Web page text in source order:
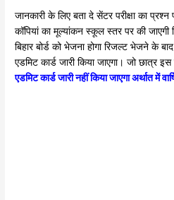
जानकारी के लिए बता दे सेंटर परीक्षा का प्रश्न
कॉपियां का मूल्यांकन स्कूल स्तर पर की
बिहार बोर्ड को भेजना होगा रिजल्ट भेजने के बाद
एडमिट कार्ड जारी किया जाएगा। जो छात्र
एडमिट कार्ड जारी नहीं किया जाएगा अर्थात में